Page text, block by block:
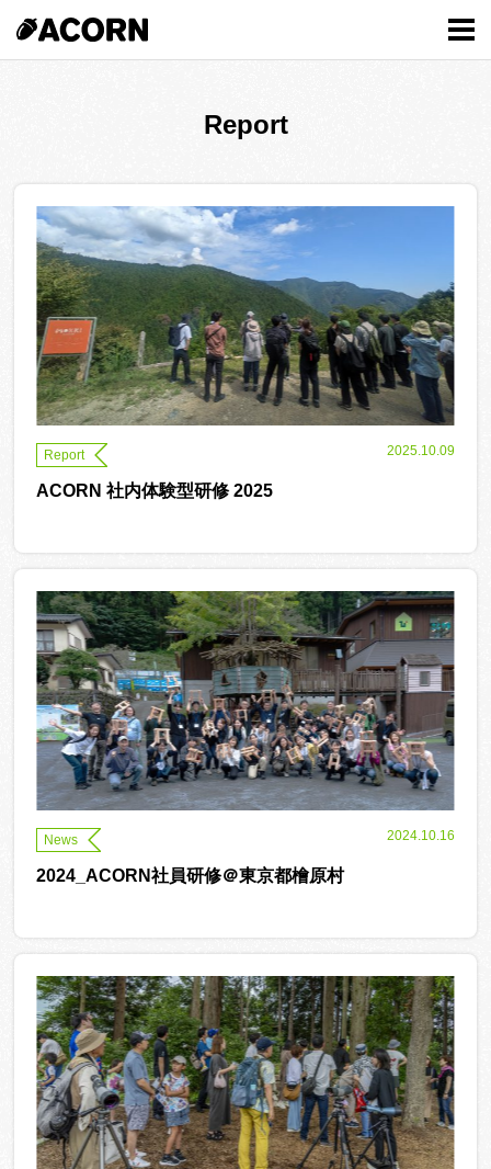
Report
Report 2025.10.09
ACORN 社内体験型研修 2025
News 2024.10.16
2024_ACORN社員研修＠東京都檜原村